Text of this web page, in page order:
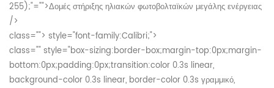
255);"="">Δομές στήριξης ηλιακών φωτοβολταϊκών μεγάλης ενέργειας
/>
class=""> style="font-family:Calibri;">
class="" style="box-sizing:border-box;margin-top:0px;margin-
bottom:0px;padding:0px;transition:color 0.3s linear,
background-color 0.3s linear, border-color 0.3s γραμμικό,